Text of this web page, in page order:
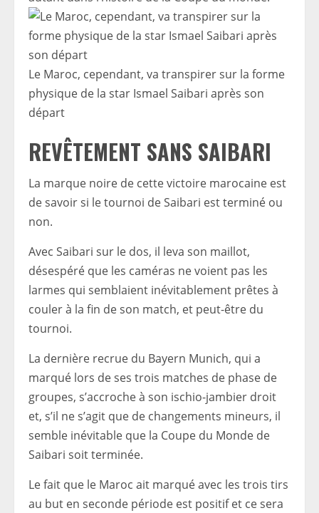
Le Maroc, cependant, va transpirer sur la forme
physique de la star Ismael Saibari après son
départ
REVÊTEMENT SANS SAIBARI
La marque noire de cette victoire marocaine est
de savoir si le tournoi de Saibari est terminé ou
non.
Avec Saibari sur le dos, il leva son maillot,
désespéré que les caméras ne voient pas les
larmes qui semblaient inévitablement prêtes à
couler à la fin de son match, et peut-être du
tournoi.
La dernière recrue du Bayern Munich, qui a
marqué lors de ses trois matches de phase de
groupes, s’accroche à son ischio-jambier droit
et, s’il ne s’agit que de changements mineurs, il
semble inévitable que la Coupe du Monde de
Saibari soit terminée.
Le fait que le Maroc ait marqué avec les trois tirs
au but en seconde période est positif et ce sera